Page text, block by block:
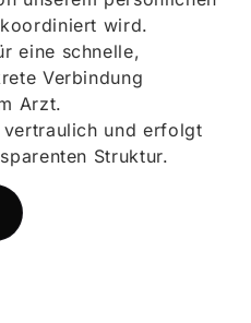
wird.
eine schnelle,
Verbindung
Arzt.
und erfolgt
Struktur.